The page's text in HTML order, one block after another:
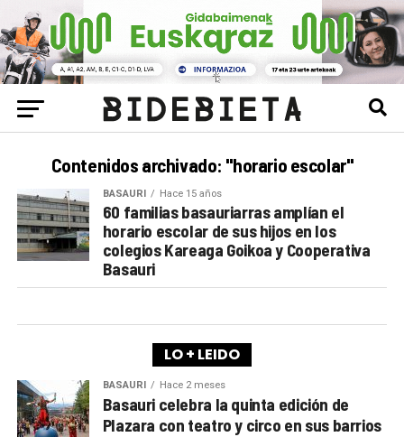
Contenidos archivado: "horario escolar"
BASAURI Hace 15 años
60 familias basauriarras amplían el
horario escolar de sus hijos en los
colegios Kareaga Goikoa y Cooperativa
Basauri
LO + LEIDO
BASAURI Hace 2 meses
Basauri celebra la quinta edición de
Plazara con teatro y circo en sus barrios